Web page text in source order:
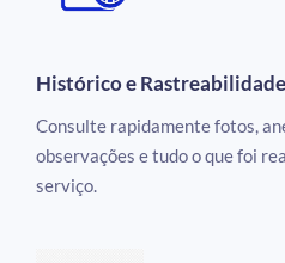
Histórico e Rastreabilidade
Consulte rapidamente fotos,
observações e tudo o que foi
serviço.